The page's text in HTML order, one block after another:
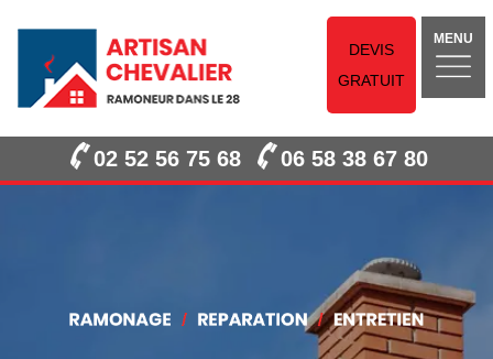
DEVIS
GRATUIT
MENU
02 52 56 75 68 06 58 38 67 80